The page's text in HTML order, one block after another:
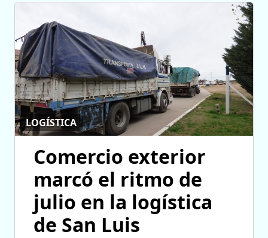
LOGÍSTICA
Comercio exterior
marcó el ritmo de
julio en la logística
de San Luis